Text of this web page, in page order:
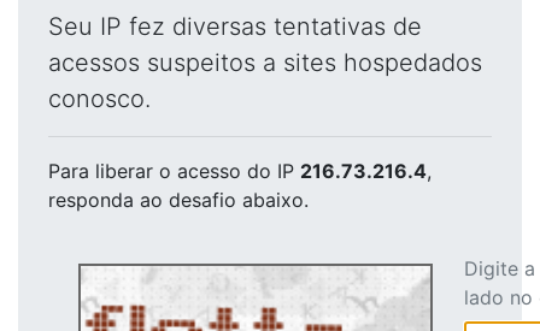
Seu IP fez diversas tentativas de
acessos suspeitos a sites hospedados
conosco.
Para liberar o acesso do IP 216.73.216.4,
responda ao desafio abaixo.
Digite
lado no